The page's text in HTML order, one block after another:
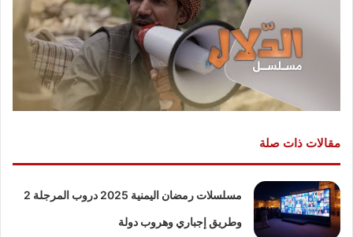
مقالات ذات صلة
مسلسلات رمضان اليمنية 2025 دروب المرجلة 2
وطريق إجباري وهروب دولة